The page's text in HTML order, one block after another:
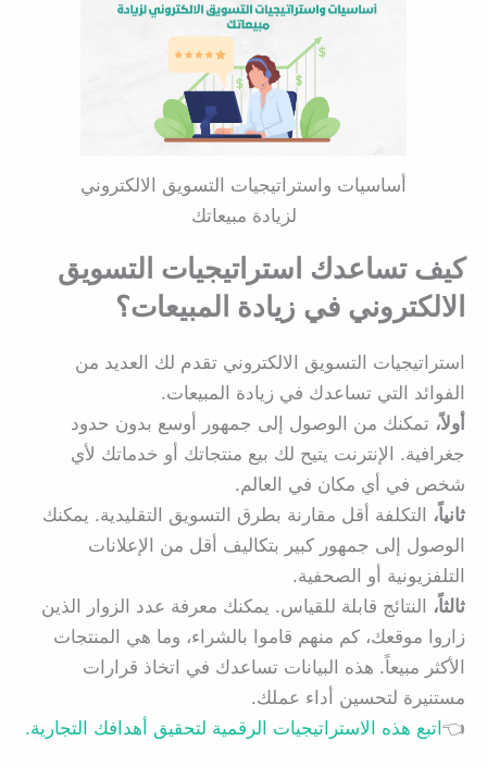
أساسيات واستراتيجيات التسويق الالكتروني
لزيادة مبيعاتك
كيف تساعدك استراتيجيات التسويق
الالكتروني في زيادة المبيعات؟
استراتيجيات التسويق الالكتروني تقدم لك العديد من
الفوائد التي تساعدك في زيادة المبيعات.
أولاً، تمكنك من الوصول إلى جمهور أوسع بدون حدود
جغرافية. الإنترنت يتيح لك بيع منتجاتك أو خدماتك لأي
شخص في أي مكان في العالم.
ثانياً، التكلفة أقل مقارنة بطرق التسويق التقليدية. يمكنك
الوصول إلى جمهور كبير بتكاليف أقل من الإعلانات
التلفزيونية أو الصحفية.
ثالثاً، النتائج قابلة للقياس. يمكنك معرفة عدد الزوار الذين
زاروا موقعك، كم منهم قاموا بالشراء، وما هي المنتجات
الأكثر مبيعاً. هذه البيانات تساعدك في اتخاذ قرارات
مستنيرة لتحسين أداء عملك.
👈 اتبع هذه الاستراتيجيات الرقمية لتحقيق أهدافك التجارية.